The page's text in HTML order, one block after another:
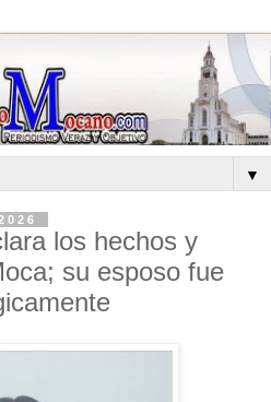
▼
los hechos y
su esposo fue